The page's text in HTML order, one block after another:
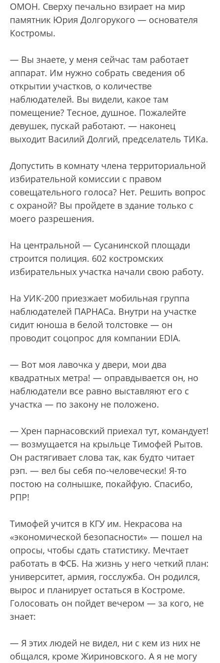
ОМОН. Сверху печально взирает на мир
памятник Юрия Долгорукого — основателя
Костромы.
— Вы знаете, у меня сейчас там работает
аппарат. Им нужно собрать сведения об
открытии участков, о количестве
наблюдателей. Вы видели, какое там
помещение? Тесное, душное. Пожалейте
девушек, пускай работают. — наконец
выходит Василий Долгий, предселатель ТИКа.
Допустить в комнату члена территориальной
избирательной комиссии с правом
совещательного голоса? Нет. Решить вопрос
с охраной? Вы пройдете в здание только с
моего разрешения.
На центральной — Сусанинской площади
строится полиция. 602 костромских
избирательных участка начали свою работу.
На УИК-200 приезжает мобильная группа
наблюдателей ПАРНАСа. Внутри на участке
сидит юноша в белой толстовке — он
проводит соцопрос для компании EDIA.
— Вот моя лавочка у двери, мои два
квадратных метра! — оправдывается он, но
наблюдатели все равно выставляют его с
участка — по закону не положено.
— Хрен парнасовский приехал тут, командует!
— возмущается на крыльце Тимофей Рытов.
Он растягивает слова так, как будто читает
рэп. — вел бы себя по-человечески! Я-то
постою на солнышке, покайфую. Спасибо,
РПР!
Тимофей учится в КГУ им. Некрасова на
«экономической безопасности» — пошел на
опросы, чтобы сдать статистику. Мечтает
работать в ФСБ. На жизнь у него четкий план:
университет, армия, госслужба. Он родился,
вырос и планирует остаться в Костроме.
Голосовать он пойдет вечером — за кого, не
знает:
— Я этих людей не видел, ни с кем из них не
общался, кроме Жириновского. А я не могу